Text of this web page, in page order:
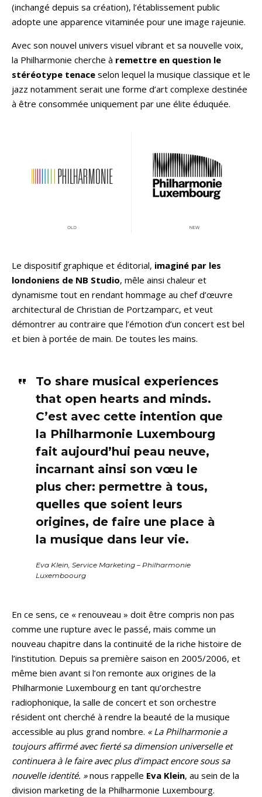
(inchangé depuis sa création), l’établissement public
adopte une apparence vitaminée pour une image rajeunie.
Avec son nouvel univers visuel vibrant et sa nouvelle voix,
la Philharmonie cherche à remettre en question le
stéréotype tenace selon lequel la musique classique et le
jazz notamment serait une forme d’art complexe destinée
à être consommée uniquement par une élite éduquée.
Le dispositif graphique et éditorial, imaginé par les
londoniens de NB Studio, mêle ainsi chaleur et
dynamisme tout en rendant hommage au chef d’œuvre
architectural de Christian de Portzamparc, et veut
démontrer au contraire que l’émotion d’un concert est bel
et bien à portée de main. De toutes les mains.
To share musical experiences
that open hearts and minds.
C’est avec cette intention que
la Philharmonie Luxembourg
fait aujourd’hui peau neuve,
incarnant ainsi son vœu le
plus cher: permettre à tous,
quelles que soient leurs
origines, de faire une place à
la musique dans leur vie.
Eva Klein, Service Marketing – Philharmonie
Luxemboourg
En ce sens, ce « renouveau » doit être compris non pas
comme une rupture avec le passé, mais comme un
nouveau chapitre dans la continuité de la riche histoire de
l’institution. Depuis sa première saison en 2005/2006, et
même bien avant si l’on remonte aux origines de la
Philharmonie Luxembourg en tant qu’orchestre
radiophonique, la salle de concert et son orchestre
résident ont cherché à rendre la beauté de la musique
accessible au plus grand nombre. « La Philharmonie a
toujours affirmé avec fierté sa dimension universelle et
continuera à le faire avec plus d’impact encore sous sa
nouvelle identité. »nous rappelle Eva Klein, au sein de la
division marketing de la Philharmonie Luxembourg.